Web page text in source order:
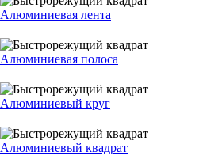
Алюминиевая лента
Алюминиевая полоса
Алюминиевый круг
Алюминиевый квадрат